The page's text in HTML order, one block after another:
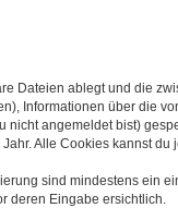
Dateien ablegt und die
Informationen über die
angemeldet bist)
Alle Cookies kannst du
sind mindestens ein
deren Eingabe ersichtlich.